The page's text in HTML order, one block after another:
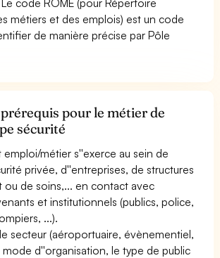
métiers et des emplois) est un code
de manière précise par Pôle
pour le métier de
sécurité
emploi/métier s''exerce au sein de
privée, d''entreprises, de structures
ou de soins,... en contact avec
et institutionnels (publics, police,
...).
secteur (aéroportuaire, évènementiel,
mode d''organisation, le type de public